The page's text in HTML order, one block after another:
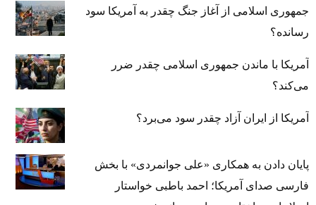
جمهوری اسلامی از آغاز جنگ چقدر به آمریکا سود
رسانده؟
آمریکا با ماندن جمهوری اسلامی چقدر ضرر
می‌کند؟
آمریکا از ایران آزاد چقدر سود می‌برد؟
پایان دادن به همکاری «علی جوانمردی» با بخش
فارسی صدای آمریکا؛ احمد باطبی خواستار